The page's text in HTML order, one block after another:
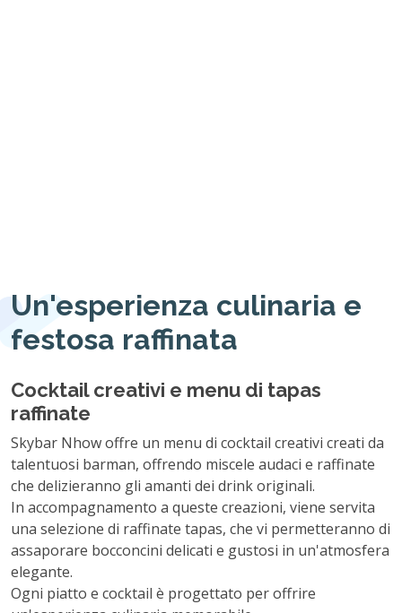
Un'esperienza culinaria e
festosa raffinata
Cocktail creativi e menu di tapas
raffinate
Skybar Nhow offre un menu di cocktail creativi creati da
talentuosi barman, offrendo miscele audaci e raffinate
che delizieranno gli amanti dei drink originali.
In accompagnamento a queste creazioni, viene servita
una selezione di raffinate tapas, che vi permetteranno di
assaporare bocconcini delicati e gustosi in un'atmosfera
elegante.
Ogni piatto e cocktail è progettato per offrire